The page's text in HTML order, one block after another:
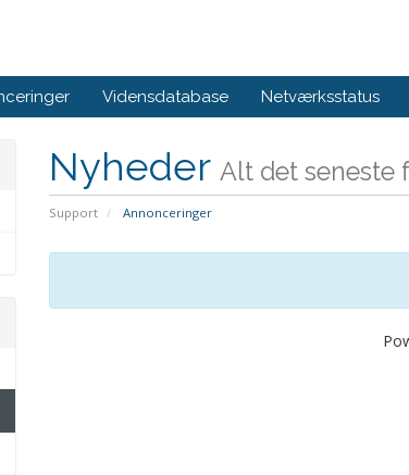
Vidensdatabase Netværksstatus
Nyheder Alt det seneste
Support Annonceringer